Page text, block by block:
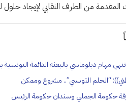
المقدمة من الطرف النقابي لإيجاد حلول
تنهي مهام دبلوماسي بالبعثة الدائمة
“الحلم التونسي”.. مشروع وممكن
حكومة الجملي وسندان حكومة الرئيس